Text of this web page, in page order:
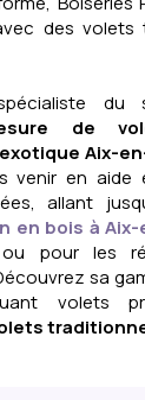
des volets
du
de
Aix-
venir en
allant
en bois à
pour les
sa
volets